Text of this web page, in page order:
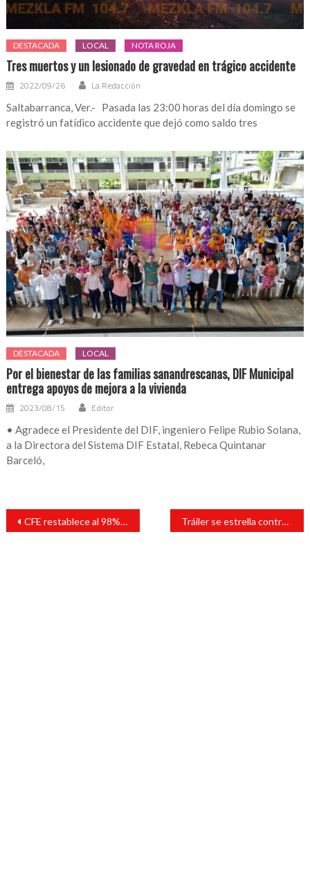
DESTACADA LOCAL NOTA ROJA
Tres muertos y un lesionado de gravedad en trágico accidente
2022/09/26 La Redacción
Saltabarranca, Ver.- Pasada las 23:00 horas del día domingo se
registró un fatídico accidente que dejó como saldo tres
DESTACADA LOCAL
Por el bienestar de las familias sanandrescanas, DIF Municipal
entrega apoyos de mejora a la vivienda
2023/08/15 Editor
• Agradece el Presidente del DIF, ingeniero Felipe Rubio Solana,
a la Directora del Sistema DIF Estatal, Rebeca Quintanar
Barceló,
Navegación
entradas
CFE restablece al 98% servicio de luz a usuarios afectados por el sismo Tráiler se estrella contra casetas en la México-Puebla: dos muertos